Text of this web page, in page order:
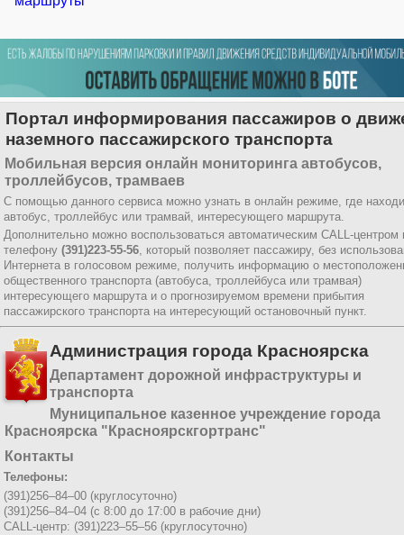
Портал информирования пассажиров о
наземного пассажирского транспорта
Мобильная версия онлайн мониторинга автобусов,
троллейбусов, трамваев
С помощью данного сервиса можно узнать в онлайн режиме, где
автобус, троллейбус или трамвай, интересующего маршрута.
Дополнительно можно воспользоваться автоматическим CALL-центром
телефону (391)223-55-56, который позволяет пассажиру, без
Интернета в голосовом режиме, получить информацию о
общественного транспорта (автобуса, троллейбуса или трамвая)
интересующего маршрута и о прогнозируемом времени прибытия
пассажирского транспорта на интересующий остановочный пункт.
Администрация города Красноярска
Департамент дорожной инфраструктуры и
транспорта
Муниципальное казенное учреждение города
Красноярска "Красноярскгортранс"
Контакты
Телефоны:
(391)256–84–00 (круглосуточно)
(391)256–84–04 (с 8:00 до 17:00 в рабочие дни)
CALL-центр: (391)223–55–56 (круглосуточно)